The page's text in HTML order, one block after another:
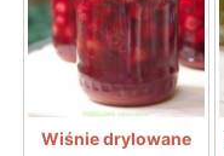
Wiśnie drylowane